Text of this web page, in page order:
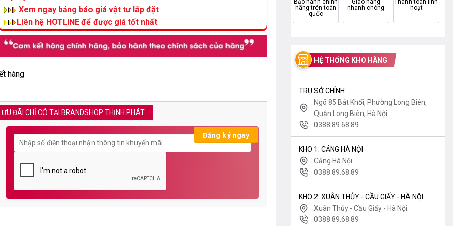
Xem ngay bảng báo giá vật tư lắp đặt
Liên hệ HOTLINE để được giá tốt nhất
hàng
ƯU ĐÃI CHỈ CÓ TẠI BRANDSHOP THỊNH PHÁT
Bảo hành chính
hãng trên toàn
quốc
Giao hàng
nhanh chóng
Thanh toán linh
hoạt
HỆ THỐNG KHO HÀNG
TRỤ SỞ CHÍNH
Ngõ 85 Bát Khối, Phường Long Biên,
Quận Long Biên, Hà Nội
0388.89.68.89
KHO 1: CẢNG HÀ NỘI
Cảng Hà Nội
0388.89.68.89
KHO 2: XUÂN THỦY - CẦU GIẤY - HÀ NỘI
Xuân Thủy - Cầu Giấy - Hà Nội
0388.89.68.89